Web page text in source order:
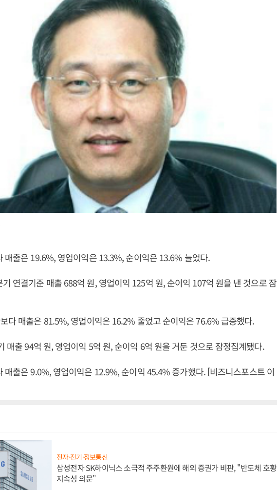
매출은 19.6%, 영업이익은 13.3%, 순이익은 13.6% 늘었다.
연결기준 매출 688억 원, 영업이익 125억 원, 순이익 107억 원을 낸 것으로 잠
다 매출은 81.5%, 영업이익은 16.2% 줄었고 순이익은 76.6% 급증했다.
매출 94억 원, 영업이익 5억 원, 순이익 6억 원을 거둔 것으로 잠정집계됐다.
매출은 9.0%, 영업이익은 12.9%, 순이익 45.4% 증가했다. [비즈니스포스트 이
전자·전기·정보통신
삼성전자 SK하이닉스 소극적 주주환원에 해외 증권가 비판, "반도체 호황
지속성 의문"